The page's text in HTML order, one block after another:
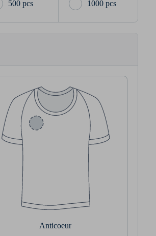
500 pcs 1000 pcs
Anticoeur